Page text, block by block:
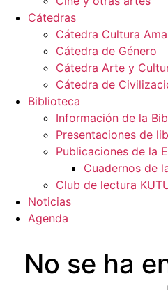
Cátedras
Cátedra Cultura
Cátedra de Género
Cátedra Arte y
Cátedra de
Biblioteca
Información de la
Presentaciones de
Publicaciones de la
Cuadernos de
Club de lectura
Noticias
Agenda
No se ha